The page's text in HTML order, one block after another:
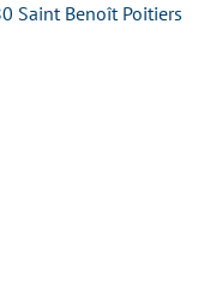
Saint Benoît Poitiers